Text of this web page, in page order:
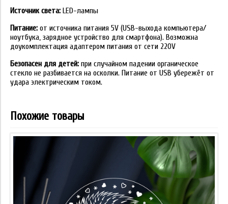
Источник света: LED-лампы
Питание: от источника питания 5V (USB-выхода компьютера/
ноутбука, зарядное устройство для смартфона). Возможна
доукомплектация адаптером питания от сети 220V
Безопасен для детей: при случайном падении органическое
стекло не разбивается на осколки. Питание от USB убережёт от
удара электрическим током.
Похожие товары